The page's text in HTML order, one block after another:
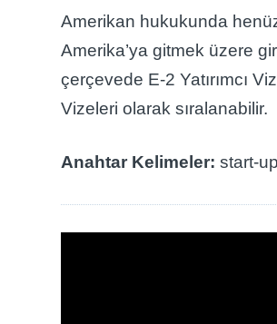
Amerikan hukukunda
Amerika’ya gitmek üzere
çerçevede E-2 Yatırımcı
Vizeleri olarak sıralanabilir.
Anahtar Kelimeler:start-